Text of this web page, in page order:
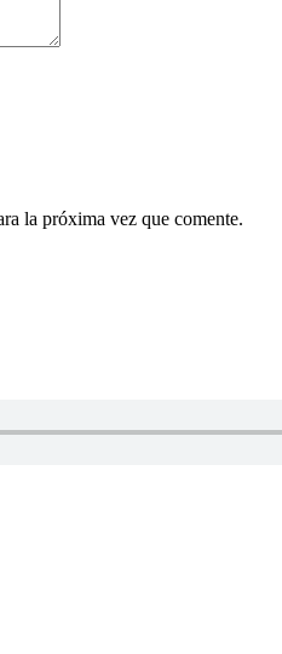
la próxima vez que comente.